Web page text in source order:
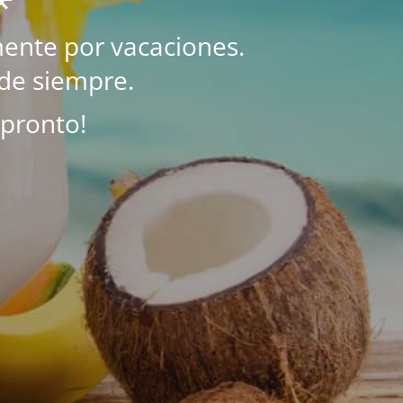
por vacaciones.
siempre.